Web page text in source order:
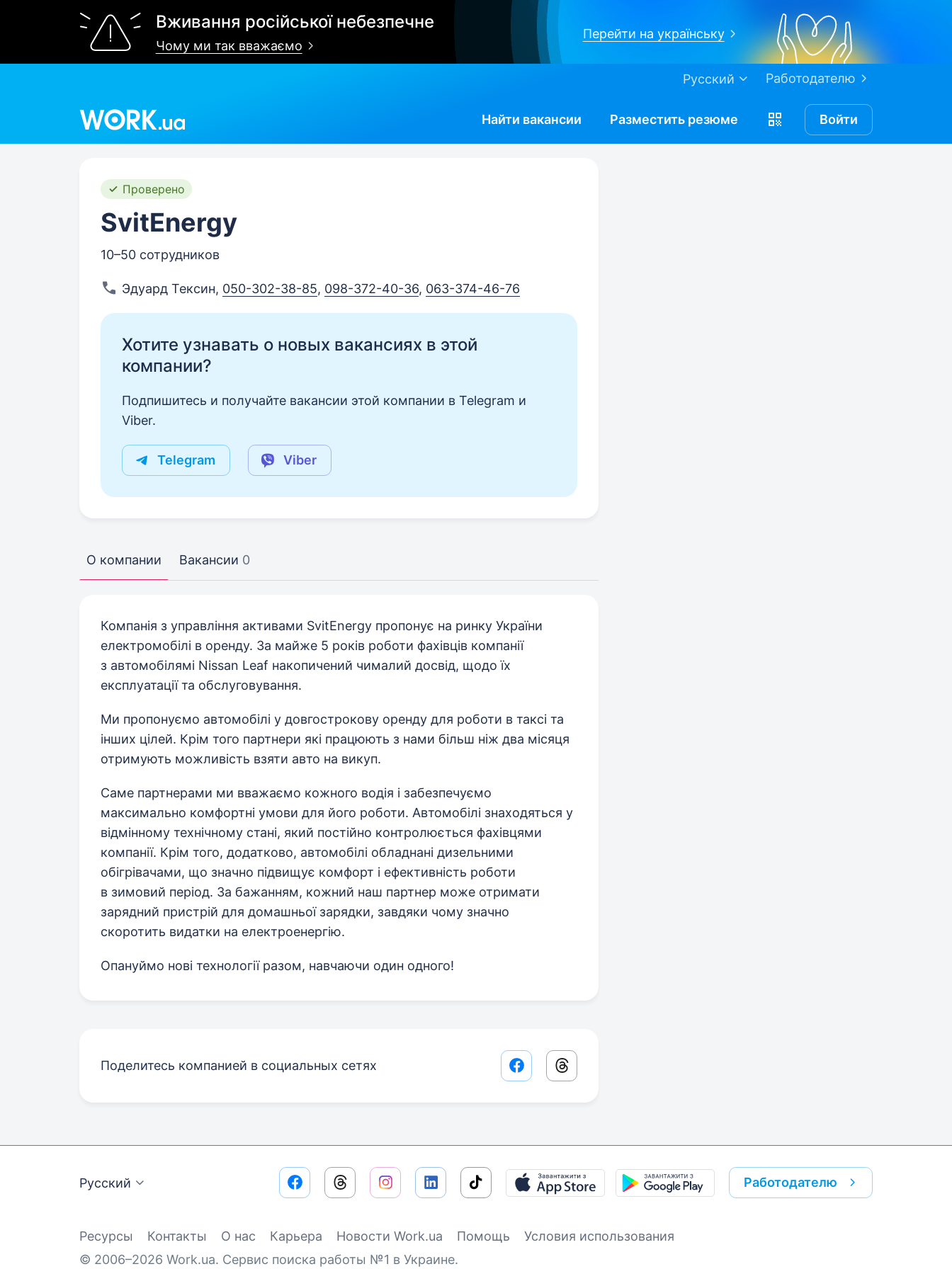
Вживання російської небезпечне
Чому ми так вважаємо
Перейти на українську
Работодателю
Русский
Найти вакансии Разместить резюме Войти
Проверено
SvitEnergy
10–50 сотрудников
Эдуард Тексин, 050-302-38-85, 098-372-40-36, 063-374-46-76
Хотите узнавать о новых вакансиях в этой
компании?
Подпишитесь и получайте вакансии этой компании в Telegram и
Viber.
Telegram Viber
О компании Вакансии 0
Компанія з управління активами SvitEnergy пропонує на ринку України
електромобілі в оренду. За майже 5 років роботи фахівців компанії
з автомобілямі Nissan Leaf накопичений чималий досвід, щодо їх
експлуатації та обслуговування.
Ми пропонуємо автомобілі у довгострокову оренду для роботи в таксі та
інших цілей. Крім того партнери які працюють з нами більш ніж два місяця
отримують можливість взяти авто на викуп.
Саме партнерами ми вважаємо кожного водія і забезпечуємо
максимально комфортні умови для його роботи. Автомобілі знаходяться у
відмінному технічному стані, який постійно контролюється фахівцями
компанії. Крім того, додатково, автомобілі обладнані дизельними
обігрівачами, що значно підвищує комфорт і ефективність роботи
в зимовий період. За бажанням, кожний наш партнер може отримати
зарядний пристрій для домашньої зарядки, завдяки чому значно
скоротить видатки на електроенергію.
Опануймо нові технології разом, навчаючи один одного!
Поделитесь компанией в социальных сетях Facebook share link
Threads share link
Русский Работодателю
Ресурсы Контакты О нас Карьера Новости Work.ua Помощь
Условия использования
© 2006–2026 Work.ua. Сервис поиска работы №1 в Украине.